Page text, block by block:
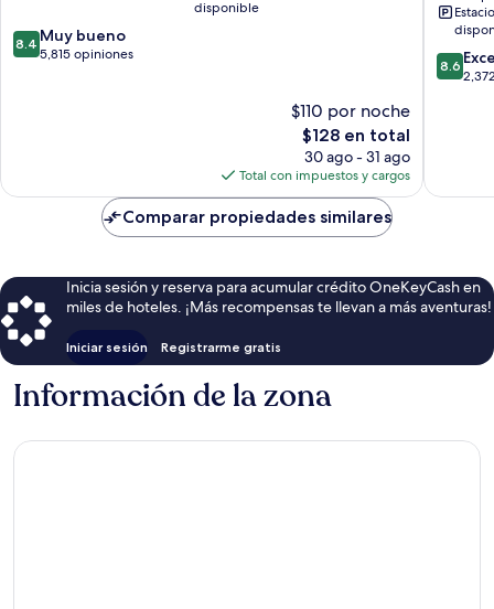
disponible
8.4
de
8.4 Muy bueno
5,815 opiniones
$110 por noche
El
precio
actual
es
de
$128
$128 en total
30 ago - 31 ago
Total con impuestos y cargos
8.6
de
8.6
Comparar propiedades similares
Inicia sesión y reserva para acumular crédito OneKeyCash en
miles de hoteles. ¡Más recompensas te llevan a más aventuras!
Iniciar sesión Registrarme gratis
Información de la zona